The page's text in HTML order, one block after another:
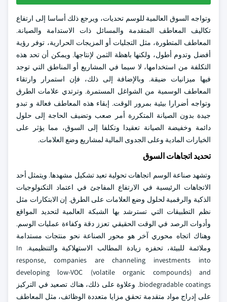
وتواجه السوق العالمية للوسم تحديات، ويرجع ذلك أساسا إلى ارتفاع
تكاليف المعاطف المتقدمة والمسائل ذات الاستدامة والصيانة.
المعاطف المتطورة، مثل التجليات أو المزيجات الحرارية، توفر رؤية
أفضل وتدوم أطول، ولكنها باهظة الثمن لإنتاجها. ويمكن أن تحد هذه
التكلفة من استخدامها، لا سيما في المشاريع أو المناطق التي توجد
فيها ميزانيات ضيقة. وبالإضافة إلى ذلك، فإن استمرار وارتقاء
المعاطف الوسمية من الشواغل المستمرة. وترتدي علامات الطرق
وتواجه أضرارا بيئية بمرور الوقت. إبقاء هذه المعاطف فعالة و تبدو
جيدة بدون الصيانة المتكررة أمر صعب وتضيف الحاجة إلى حلول
دائمة وخفيضة الصيانة تعقيدا وتكلفا إلى السوق، مما يؤثر على
الخيارات المادية وعلى الجدوى المالية لمشاريع وضع العلامات.
تحديد اتجاهات السوق
وتشهد صناعة الوسم اتجاهات تحولية تعيد تشكيل مشهدها. ويتمثل أحد
الاتجاهات الرئيسية في الارتفاع المفاجئ في اعتماد التكنولوجيات
الذكية والرقمية لحلول وضع العلامات على الطرق. إن الابتكارات مثل
نظم التطبيقات التي تسترشد بها الشبكة العالمية لتحديد المواقع
وأدوات الرصد في الوقت الحقيقي تعزز دقة وكفاءة عمليات الوسم.
وهناك اتجاه محوري آخر هو محور الصناعة نحو منتجات مستدامة
وملائمة للبيئة، تحفزه زيادة المطالب الاستهلاكية والتنظيمية. In
response, companies are channeling investments into
developing low-VOC (volatile organic compounds) and
biodegradable coatings. وعلاوة على ذلك، هناك تصعيد في التركيز
على إدراج مواد متقدمة تحقق مزايا متعددة الوظائف، مثل المعاطف